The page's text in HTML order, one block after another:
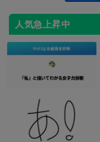
人気急上昇中